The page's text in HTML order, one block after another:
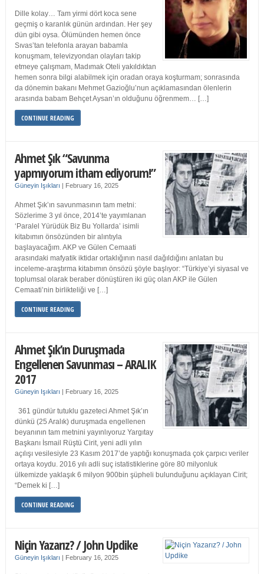
Dille kolay… Tam yirmi dört koca sene
geçmiş o karanlık günün ardından. Her şey
dün gibi oysa. Ölümünden hemen önce
Sıvas’tan telefonla arayan babamla
konuşmam, televizyondan olayları takip
etmeye çalışmam, Madımak Oteli yakıldıktan
hemen sonra bilgi alabilmek için oradan oraya koşturmam; sonrasında
da dönemin bakanı Mehmet Gazioğlu’nun açıklamasından ölenlerin
arasında babam Behçet Aysan’ın olduğunu öğrenmem… […]
CONTINUE READING
Ahmet Şık “Savunma
yapmıyorum itham ediyorum!”
Güneyin Işıkları | February 16, 2025
Ahmet Şık’ın savunmasının tam metni:
Sözlerime 3 yıl önce, 2014’te yayımlanan
‘Paralel Yürüdük Biz Bu Yollarda’ isimli
kitabımın önsözünden bir alıntıyla
başlayacağım. AKP ve Gülen Cemaati
arasındaki mafyatik iktidar ortaklığının nasıl dağıldığını anlatan bu
inceleme-araştırma kitabımın önsözü şöyle başlıyor: “Türkiye’yi siyasal ve
toplumsal olarak beraber dönüştüren iki güç olan AKP ile Gülen
Cemaati’nin birlikteliği ve […]
CONTINUE READING
Ahmet Şık’ın Duruşmada
Engellenen Savunması – ARALIK
2017
Güneyin Işıkları | February 16, 2025
361 gündür tutuklu gazeteci Ahmet Şık’ın
dünkü (25 Aralık) duruşmada engellenen
beyanının tam metnini yayınlıyoruz Yargıtay
Başkanı İsmail Rüştü Cirit, yeni adli yılın
açılışı vesilesiyle 23 Kasım 2017’de yaptığı konuşmada çok çarpıcı veriler
ortaya koydu. 2016 yılı adli suç istatistiklerine göre 80 milyonluk
ülkemizde yaklaşık 6 milyon 900bin şüpheli bulunduğunu açıklayan Cirit;
“Demek ki […]
CONTINUE READING
Niçin Yazarız? / John Updike
Güneyin Işıkları | February 16, 2025